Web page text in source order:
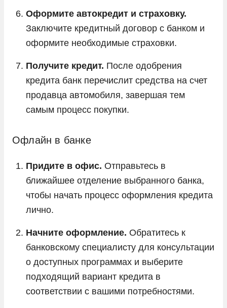
Оформите автокредит и страховку.
Заключите кредитный договор с банком и
оформите необходимые страховки.
Получите кредит. После одобрения
кредита банк перечислит средства на счет
продавца автомобиля, завершая тем
самым процесс покупки.
Офлайн в банке
Придите в офис. Отправьтесь в
ближайшее отделение выбранного банка,
чтобы начать процесс оформления кредита
лично.
Начните оформление. Обратитесь к
банковскому специалисту для консультации
о доступных программах и выберите
подходящий вариант кредита в
соответствии с вашими потребностями.